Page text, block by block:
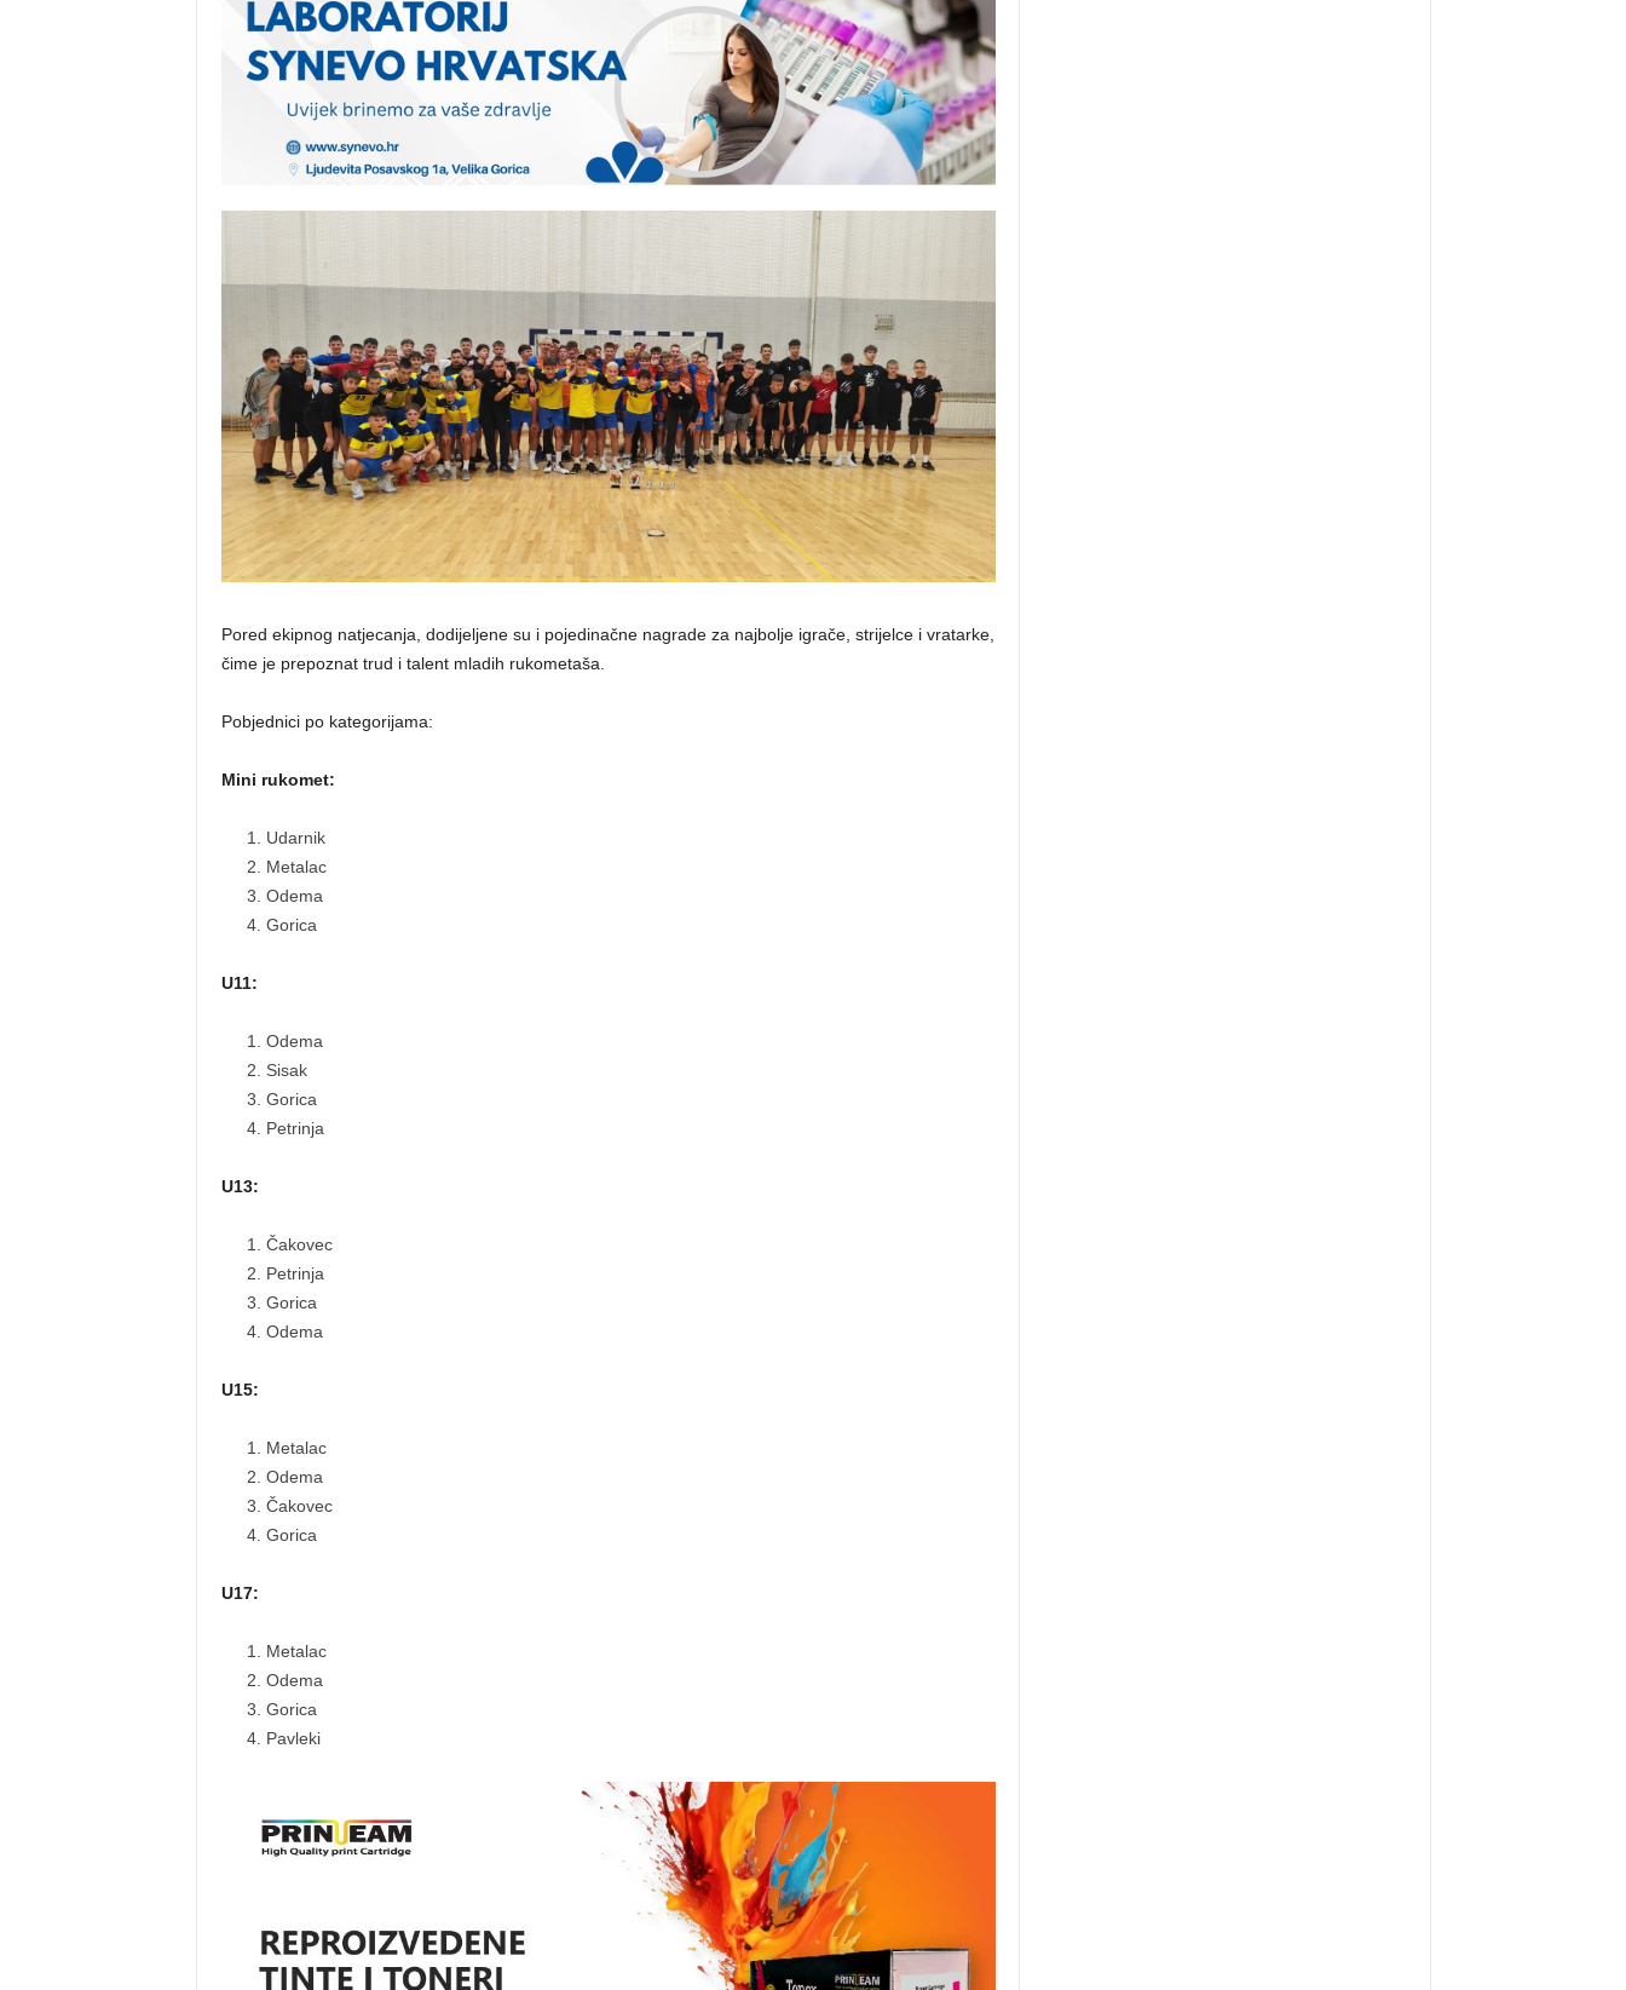
Pored ekipnog natjecanja, dodijeljene su i pojedinačne nagrade za najbolje igrače, strijelce i vratarke,
čime je prepoznat trud i talent mladih rukometaša.
Pobjednici po kategorijama:
Mini rukomet:
Udarnik
Metalac
Odema
Gorica
U11:
Odema
Sisak
Gorica
Petrinja
U13:
Čakovec
Petrinja
Gorica
Odema
U15:
Metalac
Odema
Čakovec
Gorica
U17:
Metalac
Odema
Gorica
Pavleki